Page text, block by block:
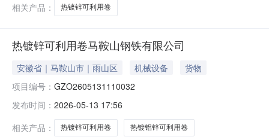
相关产品：
热镀锌可利用卷
热镀锌可利用卷马鞍山钢铁有限公司
安徽省｜马鞍山市｜雨山区 机械设备
货物
项目编号： GZO2605131110032
发布时间： 2026-05-13 17:56
相关产品：
热镀锌可利用卷 热镀铝锌可利用卷